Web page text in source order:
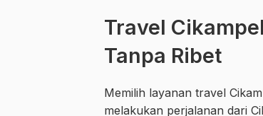
Travel
Tanpa Ribet
Memilih layanan travel
melakukan perjalanan dari